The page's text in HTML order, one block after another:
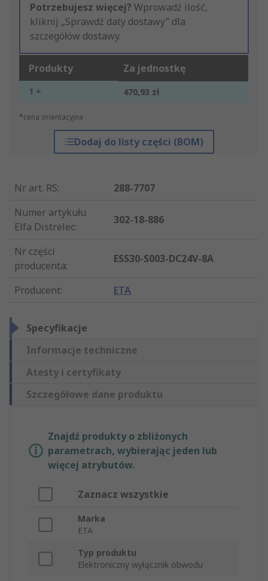
Potrzebujesz więcej? Wprowadź ilość,
kliknij „Sprawdź daty dostawy” dla
szczegółów dostawy.
Produkty Za jednostkę
1 + 470,93 zł
*cena orientacyjna
Dodaj do listy części (BOM)
Nr art. RS:
288-7707
Numer artykułu
Elfa Distrelec:
302-18-886
Nr części
producenta:
ESS30-S003-DC24V-8A
Producent: ETA
Specyfikacje
Informacje techniczne
Atesty i certyfikaty
Szczegółowe dane produktu
Znajdź produkty o zbliżonych
parametrach, wybierając jeden lub
więcej atrybutów.
Zaznacz wszystkie
Marka
ETA
Typ produktu
Elektroniczny wyłącznik obwodu